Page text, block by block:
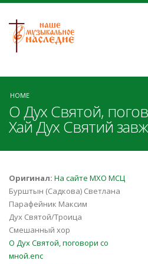
HOME
О Дух Святой,
Хай Дух Святий
Оригинал: На сайте МХО МСЦ
Бурштын (Садкова) Светлана
Парафейник Максим
Дух Святой/Троица
Смешанный хор
О Дух Святой, поговори со
мной.enc